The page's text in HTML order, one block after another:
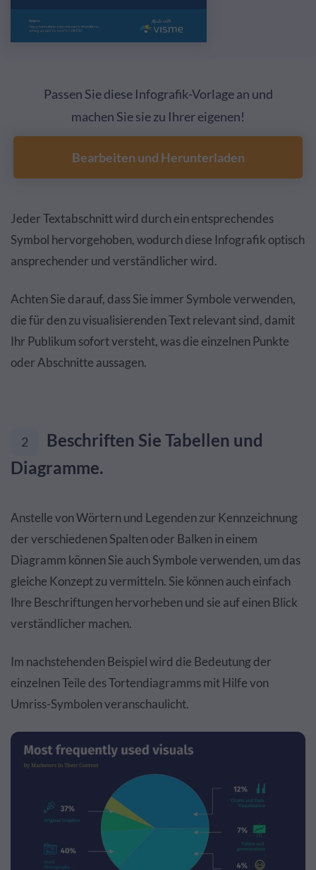
Passen Sie diese Infografik-Vorlage an und
machen Sie sie zu Ihrer eigenen!
Bearbeiten und Herunterladen
Jeder Textabschnitt wird durch ein entsprechendes
Symbol hervorgehoben, wodurch diese Infografik optisch
ansprechender und verständlicher wird.
Achten Sie darauf, dass Sie immer Symbole verwenden,
die für den zu visualisierenden Text relevant sind, damit
Ihr Publikum sofort versteht, was die einzelnen Punkte
oder Abschnitte aussagen.
2
Beschriften Sie Tabellen und
Diagramme.
Anstelle von Wörtern und Legenden zur Kennzeichnung
der verschiedenen Spalten oder Balken in einem
Diagramm können Sie auch Symbole verwenden, um das
gleiche Konzept zu vermitteln. Sie können auch einfach
Ihre Beschriftungen hervorheben und sie auf einen Blick
verständlicher machen.
Im nachstehenden Beispiel wird die Bedeutung der
einzelnen Teile des Tortendiagramms mit Hilfe von
Umriss-Symbolen veranschaulicht.